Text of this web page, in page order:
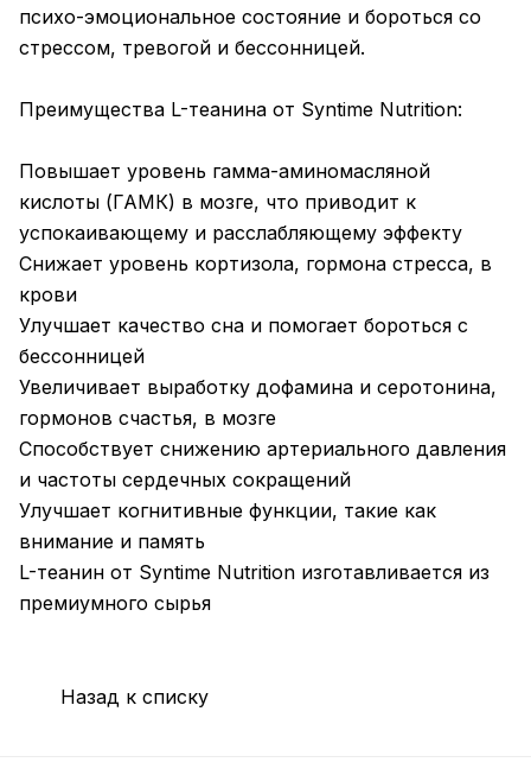
психо-эмоциональное состояние и бороться со
стрессом, тревогой и бессонницей.
Преимущества L-теанина от Syntime Nutrition:
Повышает уровень гамма-аминомасляной
кислоты (ГАМК) в мозге, что приводит к
успокаивающему и расслабляющему эффекту
Снижает уровень кортизола, гормона стресса, в
крови
Улучшает качество сна и помогает бороться с
бессонницей
Увеличивает выработку дофамина и серотонина,
гормонов счастья, в мозге
Способствует снижению артериального давления
и частоты сердечных сокращений
Улучшает когнитивные функции, такие как
внимание и память
L-теанин от Syntime Nutrition изготавливается из
премиумного сырья
Назад к списку